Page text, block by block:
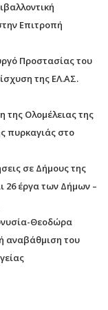
Επιτροπή
Προστασίας του
της ΕΛ.ΑΣ.
της Ολομέλειας της
πυρκαγιάς στο
σε Δήμους της
26 έργα των Δήμων –
Θεοδώρα
αναβάθμιση του